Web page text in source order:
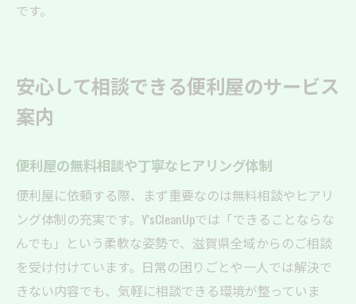
です。
安心して相談できる便利屋のサービス
案内
便利屋の無料相談や丁寧なヒアリング体制
便利屋に依頼する際、まず重要なのは無料相談やヒアリ
ング体制の充実です。Y'sCleanUpでは「できることならな
んでも」という柔軟な姿勢で、滋賀県全域からのご相談
を受け付けています。日常の困りごとや一人では解決で
きない内容でも、気軽に相談できる環境が整っていま